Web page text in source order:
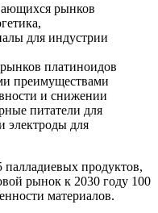
рынков
для индустрии
платиноидов
преимуществами
и снижении
питатели для
электроды для
продуктов,
рынок к 2030 году 100
материалов.